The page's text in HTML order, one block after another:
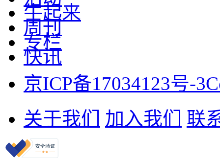
牛起来
周刊
专栏
快讯
京ICP备17034123号-3
关于我们
加入我们 联